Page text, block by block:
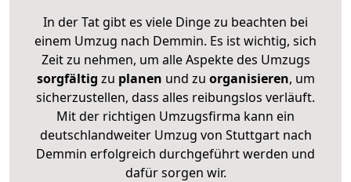
In der Tat gibt es viele Dinge zu beachten bei
einem Umzug nach Demmin. Es ist wichtig, sich
Zeit zu nehmen, um alle Aspekte des Umzugs
sorgfältig zu planen und zu organisieren, um
sicherzustellen, dass alles reibungslos verläuft.
Mit der richtigen Umzugsfirma kann ein
deutschlandweiter Umzug von Stuttgart nach
Demmin erfolgreich durchgeführt werden und
dafür sorgen wir.